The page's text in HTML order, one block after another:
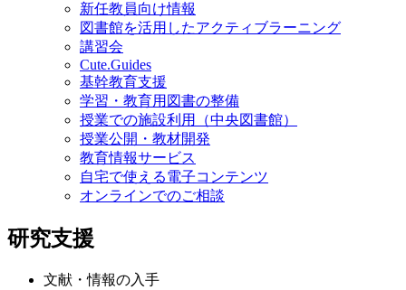
新任教員向け情報
図書館を活用したアクティブラーニング
講習会
Cute.Guides
基幹教育支援
学習・教育用図書の整備
授業での施設利用（中央図書館）
授業公開・教材開発
教育情報サービス
自宅で使える電子コンテンツ
オンラインでのご相談
研究支援
文献・情報の入手